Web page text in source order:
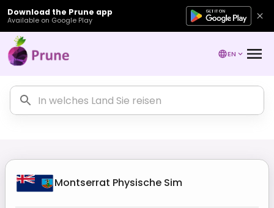
Download the Prune app
Available on Google Play
EN
Montserrat Physische Sim